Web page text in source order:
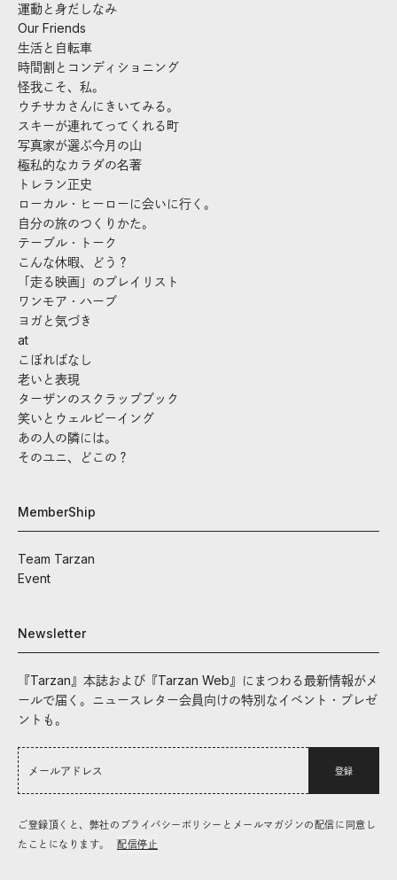
運動と身だしなみ
Our Friends
生活と自転車
時間割とコンディショニング
怪我こそ、私。
ウチサカさんにきいてみる。
スキーが連れてってくれる町
写真家が選ぶ今月の山
極私的なカラダの名著
トレラン正史
ローカル・ヒーローに会いに行く。
自分の旅のつくりかた。
テーブル・トーク
こんな休暇、どう？
「走る映画」のプレイリスト
ワンモア・ハーブ
ヨガと気づき
at
こぼればなし
老いと表現
ターザンのスクラップブック
笑いとウェルビーイング
あの人の隣には。
そのユニ、どこの？
MemberShip
Team Tarzan
Event
Newsletter
『Tarzan』本誌および『Tarzan Web』にまつわる最新情報がメ
ールで届く。ニュースレター会員向けの特別なイベント・プレゼ
ントも。
登録
ご登録頂くと、弊社のプライバシーポリシーとメールマガジンの配信に同意し
たことになります。
配信停止